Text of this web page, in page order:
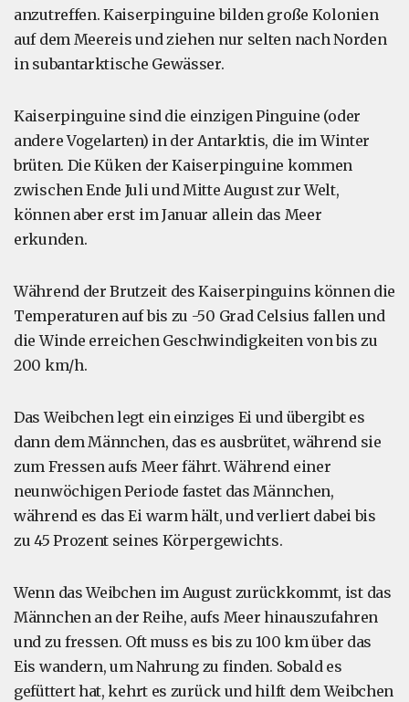
anzutreffen. Kaiserpinguine bilden große Kolonien
auf dem Meereis und ziehen nur selten nach Norden
in subantarktische Gewässer.
Kaiserpinguine sind die einzigen Pinguine (oder
andere Vogelarten) in der Antarktis, die im Winter
brüten. Die Küken der Kaiserpinguine kommen
zwischen Ende Juli und Mitte August zur Welt,
können aber erst im Januar allein das Meer
erkunden.
Während der Brutzeit des Kaiserpinguins können die
Temperaturen auf bis zu -50 Grad Celsius fallen und
die Winde erreichen Geschwindigkeiten von bis zu
200 km/h.
Das Weibchen legt ein einziges Ei und übergibt es
dann dem Männchen, das es ausbrütet, während sie
zum Fressen aufs Meer fährt. Während einer
neunwöchigen Periode fastet das Männchen,
während es das Ei warm hält, und verliert dabei bis
zu 45 Prozent seines Körpergewichts.
Wenn das Weibchen im August zurückkommt, ist das
Männchen an der Reihe, aufs Meer hinauszufahren
und zu fressen. Oft muss es bis zu 100 km über das
Eis wandern, um Nahrung zu finden. Sobald es
gefüttert hat, kehrt es zurück und hilft dem Weibchen